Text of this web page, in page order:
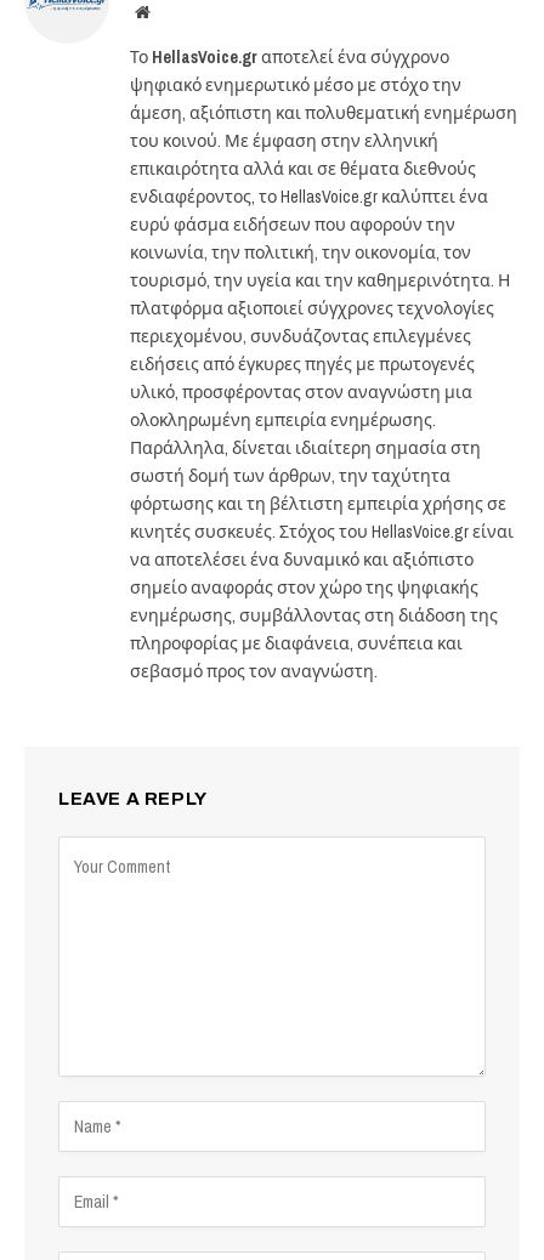
Website
Το HellasVoice.grαποτελεί ένα σύγχρονο
ψηφιακό ενημερωτικό μέσο με στόχο την
άμεση, αξιόπιστη και πολυθεματική ενημέρωση
του κοινού. Με έμφαση στην ελληνική
επικαιρότητα αλλά και σε θέματα διεθνούς
ενδιαφέροντος, το HellasVoice.gr καλύπτει ένα
ευρύ φάσμα ειδήσεων που αφορούν την
κοινωνία, την πολιτική, την οικονομία, τον
τουρισμό, την υγεία και την καθημερινότητα. Η
πλατφόρμα αξιοποιεί σύγχρονες τεχνολογίες
περιεχομένου, συνδυάζοντας επιλεγμένες
ειδήσεις από έγκυρες πηγές με πρωτογενές
υλικό, προσφέροντας στον αναγνώστη μια
ολοκληρωμένη εμπειρία ενημέρωσης.
Παράλληλα, δίνεται ιδιαίτερη σημασία στη
σωστή δομή των άρθρων, την ταχύτητα
φόρτωσης και τη βέλτιστη εμπειρία χρήσης σε
κινητές συσκευές. Στόχος του HellasVoice.gr είναι
να αποτελέσει ένα δυναμικό και αξιόπιστο
σημείο αναφοράς στον χώρο της ψηφιακής
ενημέρωσης, συμβάλλοντας στη διάδοση της
πληροφορίας με διαφάνεια, συνέπεια και
σεβασμό προς τον αναγνώστη.
LEAVE A REPLY